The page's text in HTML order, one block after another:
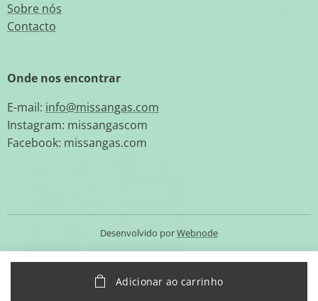
Adicionar ao carrinho
Sobre nós
Contacto
Onde nos encontrar
E-mail: info@missangas.com
Instagram: missangascom
Facebook: missangas.com
Desenvolvido porWebnode